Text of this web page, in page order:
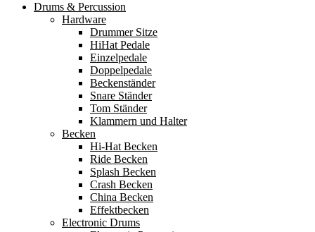
Drums & Percussion
Hardware
Drummer Sitze
HiHat Pedale
Einzelpedale
Doppelpedale
Beckenständer
Snare Ständer
Tom Ständer
Klammern und Halter
Becken
Hi-Hat Becken
Ride Becken
Splash Becken
Crash Becken
China Becken
Effektbecken
Electronic Drums